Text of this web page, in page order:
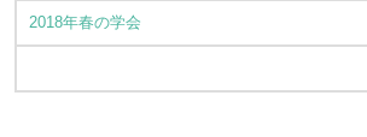
2018年春の学会